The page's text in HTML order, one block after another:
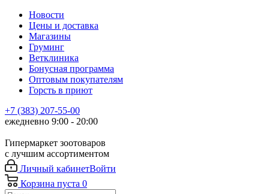
Новости
Цены и доставка
Магазины
Груминг
Ветклиника
Бонусная программа
Оптовым покупателям
Горсть в приют
+7 (383) 207-55-00
ежедневно 9:00 - 20:00
Гипермаркет зоотоваров
с лучшим ассортиментом
Личный кабинетВойти
Корзина пуста 0